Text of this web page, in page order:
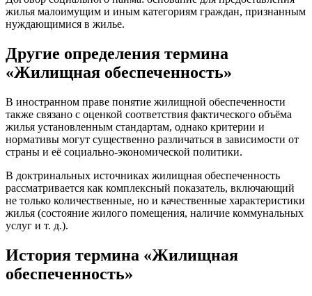
жилья малоимущим и иным категориям граждан, признанным
нуждающимися в жилье.
Другие определения термина
«Жилищная обеспеченность»
В иностранном праве понятие жилищной обеспеченности
также связано с оценкой соответствия фактического объёма
жилья установленным стандартам, однако критерии и
нормативы могут существенно различаться в зависимости от
страны и её социально-экономической политики.
В доктринальных источниках жилищная обеспеченность
рассматривается как комплексный показатель, включающий
не только количественные, но и качественные характеристики
жилья (состояние жилого помещения, наличие коммунальных
услуг и т. д.).
История термина «Жилищная
обеспеченность»